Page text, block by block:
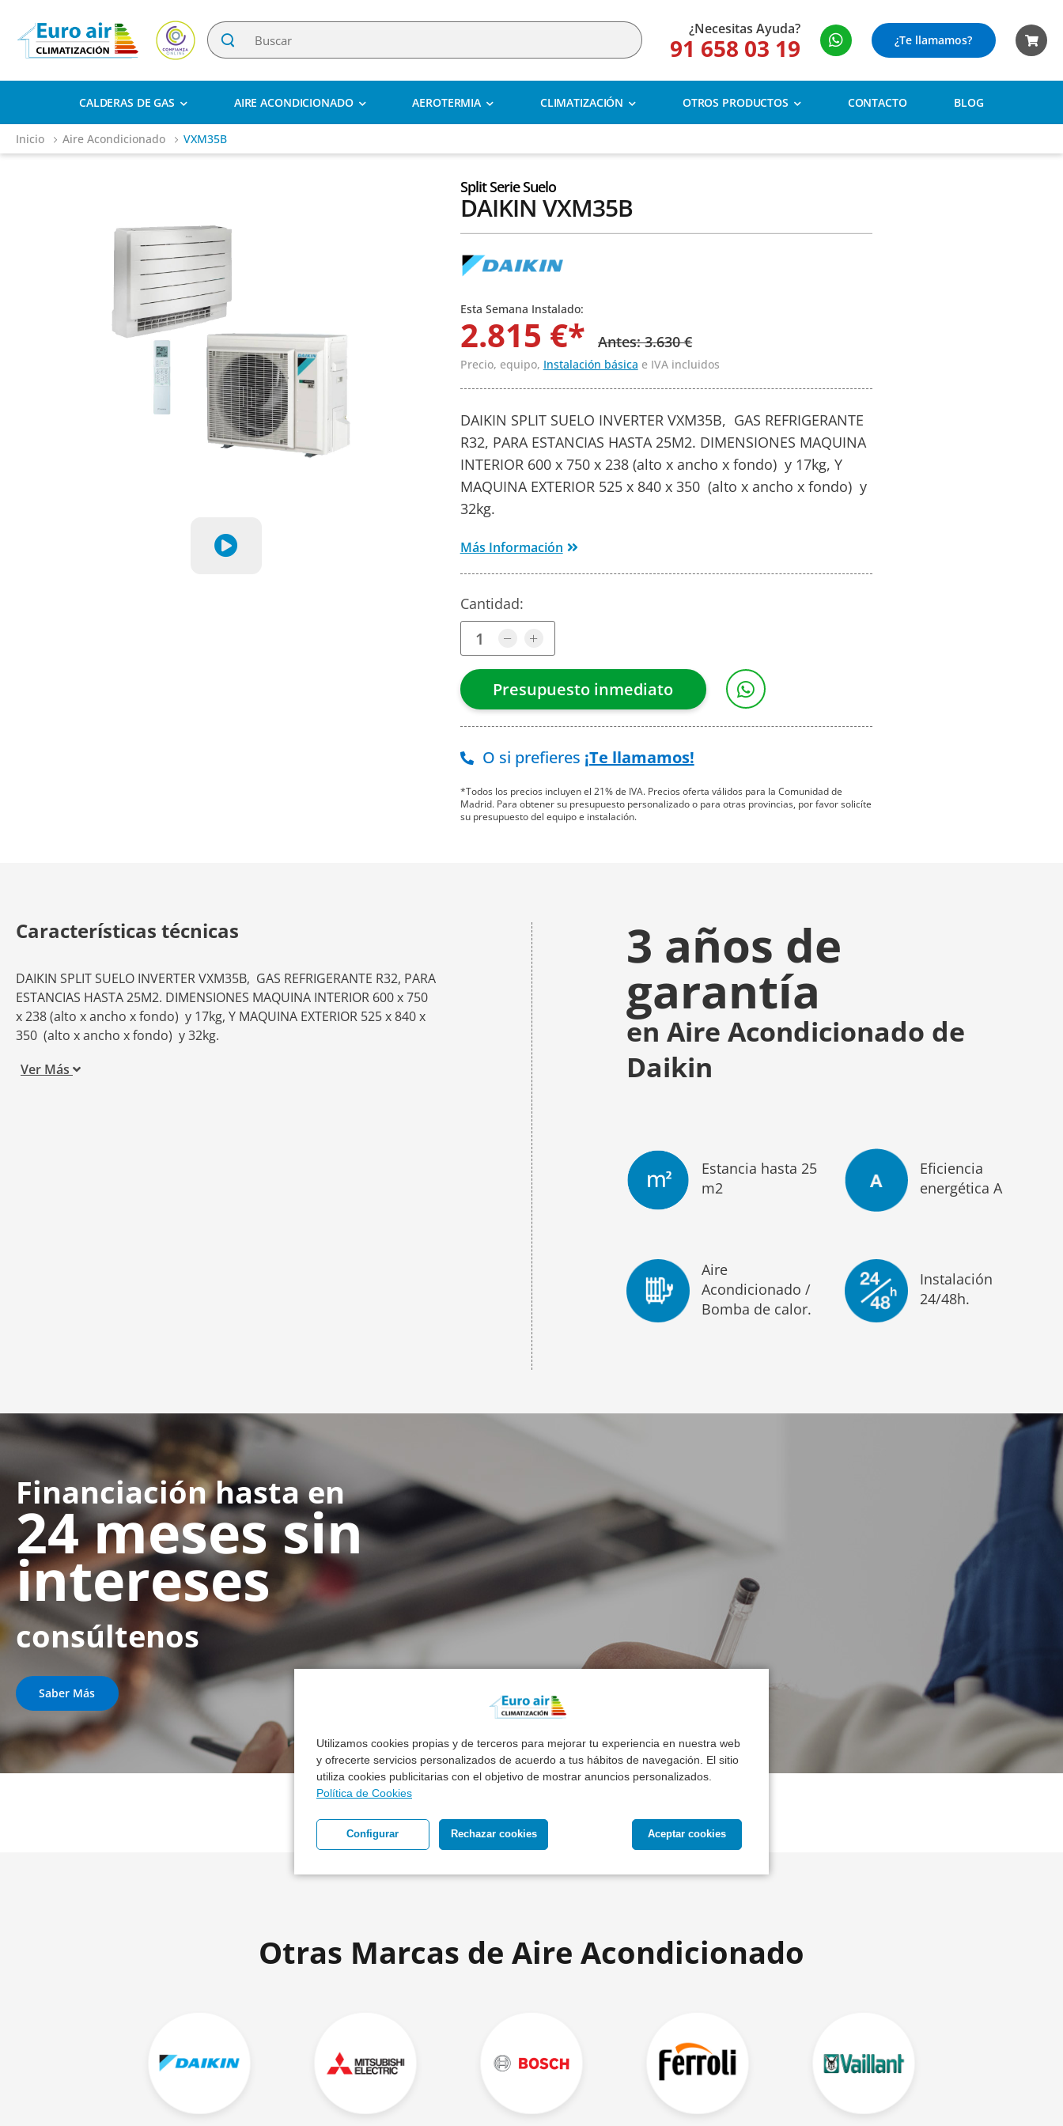
Utilizamos cookies propias y de terceros para mejorar tu experiencia en nuestra web
y ofrecerte servicios personalizados de acuerdo a tus hábitos de navegación. El sitio
utiliza cookies publicitarias con el objetivo de mostrar anuncios personalizados.
Política de Cookies
Aceptar cookies
Rechazar cookies
Configurar
¿Necesitas Ayuda?
91 658 03 19 ¿Te llamamos?
CALDERAS DE GAS AIRE ACONDICIONADO AEROTERMIA CLIMATIZACIÓN OTROS PRODUCTOS CONTACTO BLOG
Inicio Aire Acondicionado VXM35B
Split Serie Suelo
DAIKIN VXM35B
Esta Semana Instalado:
2.815 €* Antes: 3.630 €
Precio, equipo, Instalación básica e IVA incluidos
DAIKIN SPLIT SUELO INVERTER VXM35B, GAS REFRIGERANTE
R32, PARA ESTANCIAS HASTA 25M2. DIMENSIONES MAQUINA
INTERIOR 600 x 750 x 238 (alto x ancho x fondo) y 17kg, Y
MAQUINA EXTERIOR 525 x 840 x 350 (alto x ancho x fondo) y
32kg.
Más Información
Cantidad:
O si prefieres ¡Te llamamos!
*Todos los precios incluyen el 21% de IVA. Precios oferta válidos para la Comunidad de
Madrid. Para obtener su presupuesto personalizado o para otras provincias, por favor solicíte
su presupuesto del equipo e instalación.
Características técnicas
DAIKIN SPLIT SUELO INVERTER VXM35B, GAS REFRIGERANTE R32, PARA
ESTANCIAS HASTA 25M2. DIMENSIONES MAQUINA INTERIOR 600 x 750
x 238 (alto x ancho x fondo) y 17kg, Y MAQUINA EXTERIOR 525 x 840 x
350 (alto x ancho x fondo) y 32kg.
Ver Más
3 años de
garantía
en Aire Acondicionado de
Daikin
Estancia hasta 25
m2
Eficiencia
energética A
Aire
Acondicionado /
Bomba de calor.
Instalación
24/48h.
Financiación hasta en
24 meses sin
intereses
consúltenos
Saber Más
Otras Marcas de Aire Acondicionado